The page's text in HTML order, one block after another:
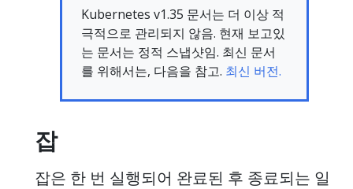
Kubernetes v1.35 문서는 더 이상 적
극적으로 관리되지 않음. 현재 보고있
는 문서는 정적 스냅샷임. 최신 문서
를 위해서는, 다음을 참고. 최신 버전.
잡
잡은 한 번 실행되어 완료된 후 종료되는 일